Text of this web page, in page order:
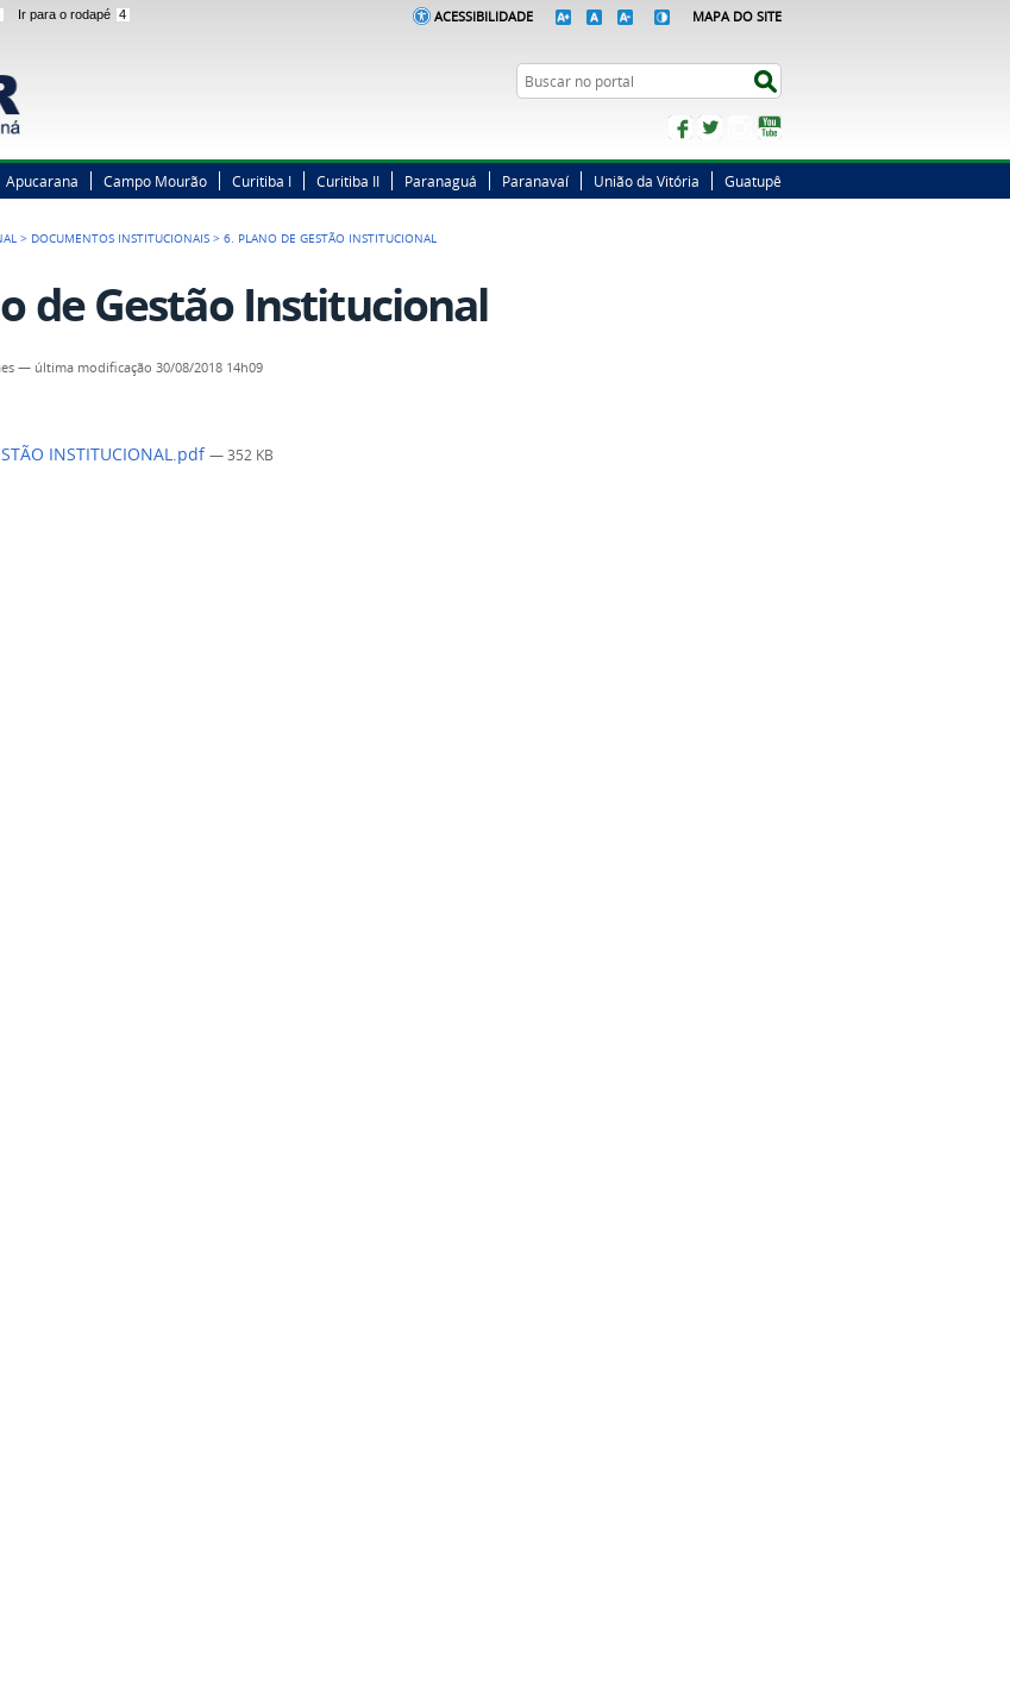
Ir para o rodapé 4 ACESSIBILIDADE MAPA DO SITE
Busca
FacebookTwitterInstagram
Apucarana Campo Mourão Curitiba I Curitiba II Paranaguá Paranavaí União da Vitória Guatupê
> DOCUMENTOS INSTITUCIONAIS >6. PLANO DE GESTÃO INSTITUCIONAL
de Gestão Institucional
— última modificação 30/08/2018 14h09
INSTITUCIONAL.pdf— 352 KB